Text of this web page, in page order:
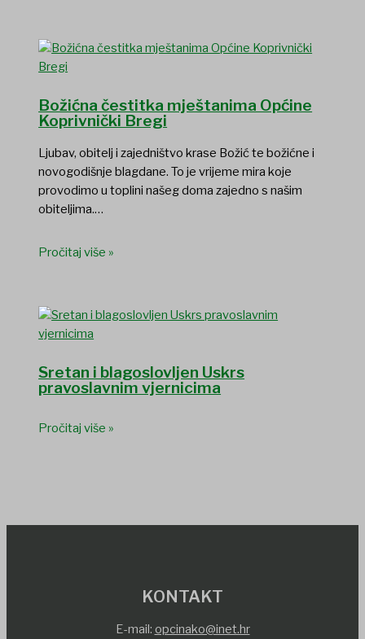
Božićna čestitka mještanima Općine
Koprivnički Bregi
Ljubav, obitelj i zajedništvo krase Božić te božićne i
novogodišnje blagdane. To je vrijeme mira koje
provodimo u toplini našeg doma zajedno s našim
obiteljima.…
Pročitaj više »
Sretan i blagoslovljen Uskrs
pravoslavnim vjernicima
Pročitaj više »
KONTAKT
E-mail: opcinako@inet.hr